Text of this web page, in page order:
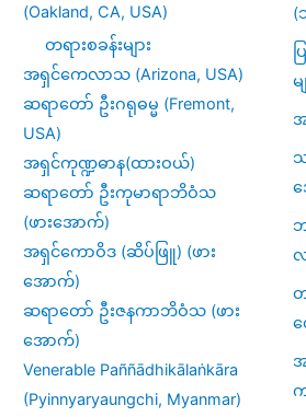
(Oakland, CA, USA)
တရားစခန်းများ
အရှင်ကေလာသ (Arizona, USA)
ဆရာတော် ဦးဂရုဓမ္မ (Fremont,
USA)
အရှင်ကုဏ္ဍဓာန(ထားဝယ်)
ဆရာတော် ဦးကုမာရာဘိဝံသ
(ဖားအောက်)
အရှင်ကောဝိဒ (ဆိပ်ဖြူ) (ဖား
အောက်)
ဆရာတော် ဦးဇနကာဘိဝံသ (ဖား
အောက်)
Venerable Paññādhikālaṅkāra
(Pyinnyaryaungchi, Myanmar)
(
လ